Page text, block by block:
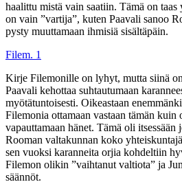
haalittu mistä vain saatiin. Tämä on
on vain ”vartija”, kuten Paavali sanoo
pysty muuttamaan ihmisiä sisältäpäin.
Filem. 1
Kirje Filemonille on lyhyt, mutta siinä
Paavali kehottaa suhtautumaan
myötätuntoisesti. Oikeastaan
Filemonia ottamaan vastaan tämän kuin
vapauttamaan hänet. Tämä oli
Rooman valtakunnan koko
sen vuoksi karanneita orjia kohdeltiin
Filemon olikin ”vaihtanut valtiota” ja
säännöt.